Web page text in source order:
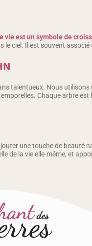
vie est un symbole de
ciel. Il est souvent
talentueux. Nous utilisons
Chaque arbre
une touche de beauté
de la vie elle-même, et